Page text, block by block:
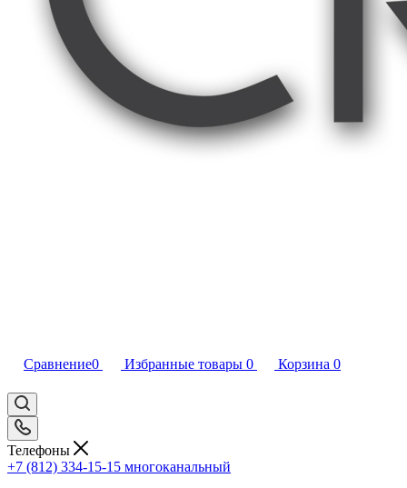
Сравнение0 Избранные товары 0 Корзина 0
Телефоны
+7 (812) 334-15-15 многоканальный